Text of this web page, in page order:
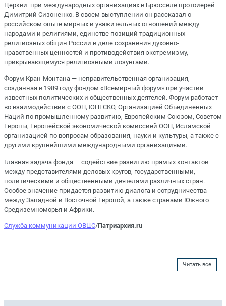
Церкви при международных организациях в Брюсселе протоиерей
Димитрий Сизоненко. В своем выступлении он рассказал о
российском опыте мирных и уважительных отношений между
народами и религиями, единстве позиций традиционных
религиозных общин России в деле сохранения духовно-
нравственных ценностей и противодействия экстремизму,
прикрывающемуся религиозными лозунгами.
Форум Кран-Монтана — неправительственная организация,
созданная в 1989 году фондом «Всемирный форум» при участии
известных политических и общественных деятелей. Форум работает
во взаимодействии с ООН, ЮНЕСКО, Организацией Объединенных
Наций по промышленному развитию, Европейским Союзом, Советом
Европы, Европейской экономической комиссией ООН, Исламской
организацией по вопросам образования, науки и культуры, а также с
другими крупнейшими международными организациями.
Главная задача фонда — содействие развитию прямых контактов
между представителями деловых кругов, государственными,
политическими и общественными деятелями различных стран.
Особое значение придается развитию диалога и сотрудничества
между Западной и Восточной Европой, а также странами Южного
Средиземноморья и Африки.
Служба коммуникации ОВЦС/Патриархия.ru
Читать все